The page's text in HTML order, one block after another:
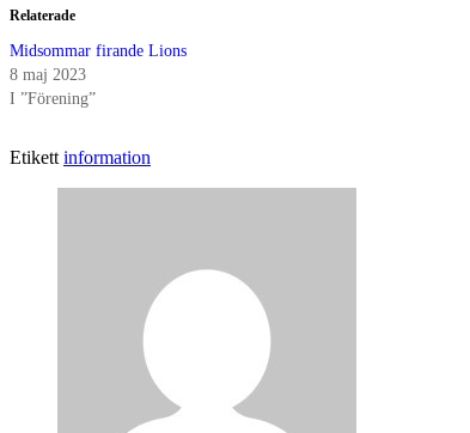
Relaterade
Midsommar firande Lions
8 maj 2023
I ”Förening”
Etikett information